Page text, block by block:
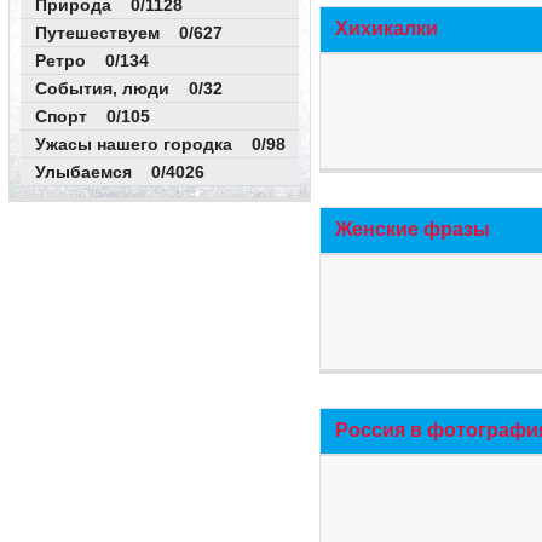
Природа 0/1128
Путешествуем 0/627
Ретро 0/134
События, люди 0/32
Спорт 0/105
Ужасы нашего городка 0/98
Улыбаемся 0/4026
Хихикалки
Женские фразы
Россия в